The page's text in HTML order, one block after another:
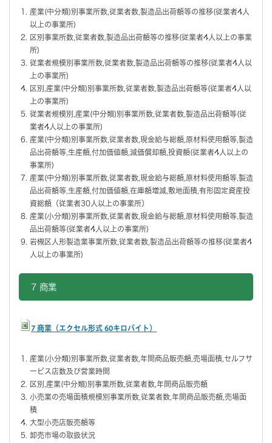
産業(中分類)別事業所数,従業者数,製造品出荷額等の推移(従業者4人
以上の事業所)
区別事業所数,従業者数,製造品出荷額等の推移(従業者4人以上の事業
所)
従業者規模別事業所数,従業者数,製造品出荷額等の推移(従業者4人以
上の事業所)
区別,産業(中分類)別事業所数,従業者数,製造品出荷額等(従業者4人以
上の事業所)
従業者規模別,産業(中分類)別事業所数,従業者数,製造品出荷額等(従
業者4人以上の事業所)
産業(中分類)別事業所数,従業者数,現金給与総額,原材料使用額等,製造
品出荷額等,生産額,付加価値額,減価償却額,投資額(従業者4人以上の
事業所)
産業(中分類)別事業所数,従業者数,現金給与総額,原材料使用額等,製造
品出荷額等,生産額,付加価値額,在庫額増減,敷地面積,有形固定資産投
資総額（従業者30人以上の事業所）
産業(小分類)別事業所数,従業者数,現金給与総額,原材料使用額等,製造
品出荷額等(従業者4人以上の事業所)
岩槻区人形製造業事業所数,従業者数,製造品出荷額等の推移(従業者4
人以上の事業所)
7 商業
7 商業（エクセル形式 60キロバイト）
産業(小分類)別事業所数,従業者数,年間商品販売額,売場面積,セルフサ
ービス店数及び営業時間
区別,産業(中分類)別事業所数,従業者数,年間商品販売額
小売業の売場面積規模別事業所数,従業者数,年間商品販売額,売場面
積
大型小売店販売額等
卸売市場の取扱状況